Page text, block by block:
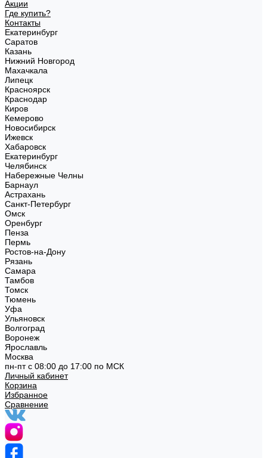
Акции
Где купить?
Контакты
Екатеринбург
Саратов
Казань
Нижний Новгород
Махачкала
Липецк
Красноярск
Краснодар
Киров
Кемерово
Новосибирск
Ижевск
Хабаровск
Екатеринбург
Челябинск
Набережные Челны
Барнаул
Астрахань
Санкт-Петербург
Омск
Оренбург
Пенза
Пермь
Ростов-на-Дону
Рязань
Самара
Тамбов
Томск
Тюмень
Уфа
Ульяновск
Волгоград
Воронеж
Ярославль
Москва
пн-пт с 08:00 до 17:00 по МСК
Личный кабинет
Корзина
Избранное
Сравнение